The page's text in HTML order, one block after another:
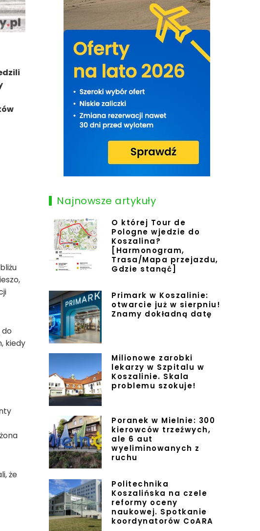
kiedy
że
Najnowsze artykuły
O której Tour de
Pologne wjedzie do
Koszalina?
[Harmonogram,
Trasa/Mapa przejazdu,
Gdzie stanąć]
Primark w Koszalinie:
otwarcie już w sierpniu!
Znamy dokładną datę
Milionowe zarobki
lekarzy w Szpitalu w
Koszalinie. Skala
problemu szokuje!
Poranek w Mielnie: 300
kierowców trzeźwych,
ale 6 aut
wyeliminowanych z
ruchu
Politechnika
Koszalińska na czele
reformy oceny
naukowej. Spotkanie
koordynatorów CoARA